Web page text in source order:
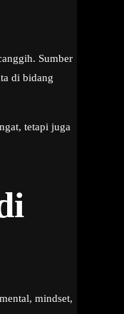
Sumber
di bidang
tetapi juga
mindset,